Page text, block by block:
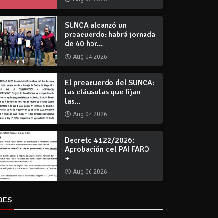
SUNCA alcanzó un
preacuerdo: habrá jornada
de 40 hor...
Aug 04 2026
El preacuerdo del SUNCA:
las cláusulas que fijan
las...
Aug 04 2026
Decreto 4122/2026:
Aprobación del PAI FARO
+
Aug 06 2026